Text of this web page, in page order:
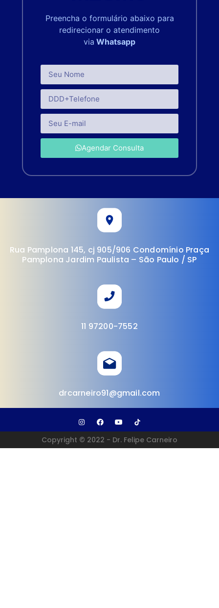
Preencha o formulário abaixo para
redirecionar o atendimento
via Whatsapp
Agendar Consulta
Rua Pamplona 145, cj 905/906 Condomínio Praça
Pamplona Jardim Paulista – São Paulo / SP
11 97200-7552
drcarneiro91@gmail.com
Copyright © 2022 - Dr. Felipe Carneiro